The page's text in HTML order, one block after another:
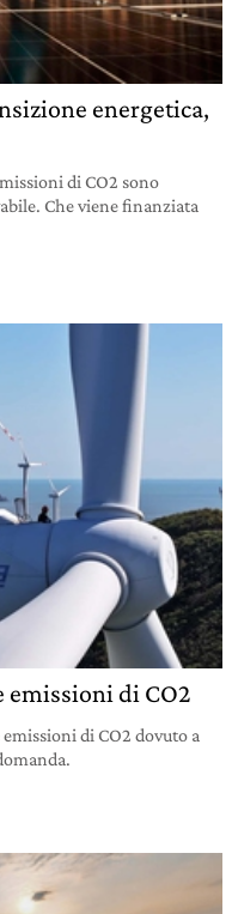
energetica,
di CO2 sono
Che viene finanziata
emissioni di CO2
di CO2 dovuto a